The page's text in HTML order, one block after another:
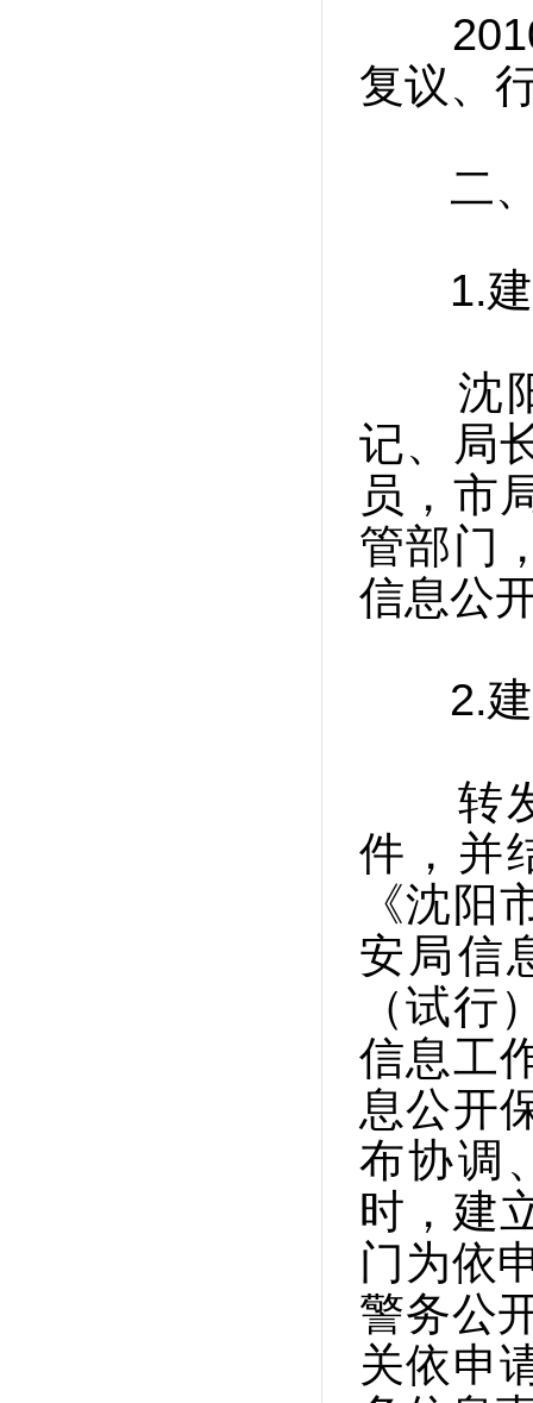
2010
复议、
二、
1.建
沈阳
记、局
员，市
管部门
信息公
2.建
转发
件，并
《沈
安局信
（试
信息工
息公开
布协调
时，建
门为依
警务公
关依申